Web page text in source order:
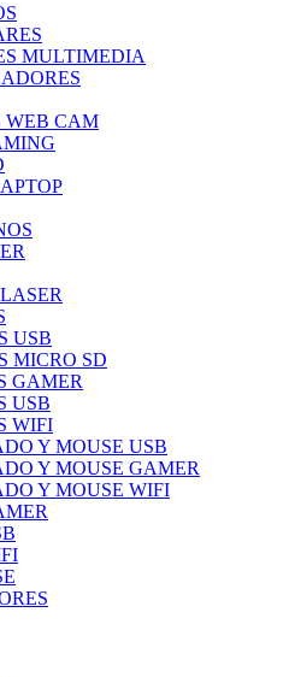
MULTIMEDIA
WEB CAM
USB
MICRO SD
GAMER
USB
WIFI
Y MOUSE USB
Y MOUSE GAMER
Y MOUSE WIFI